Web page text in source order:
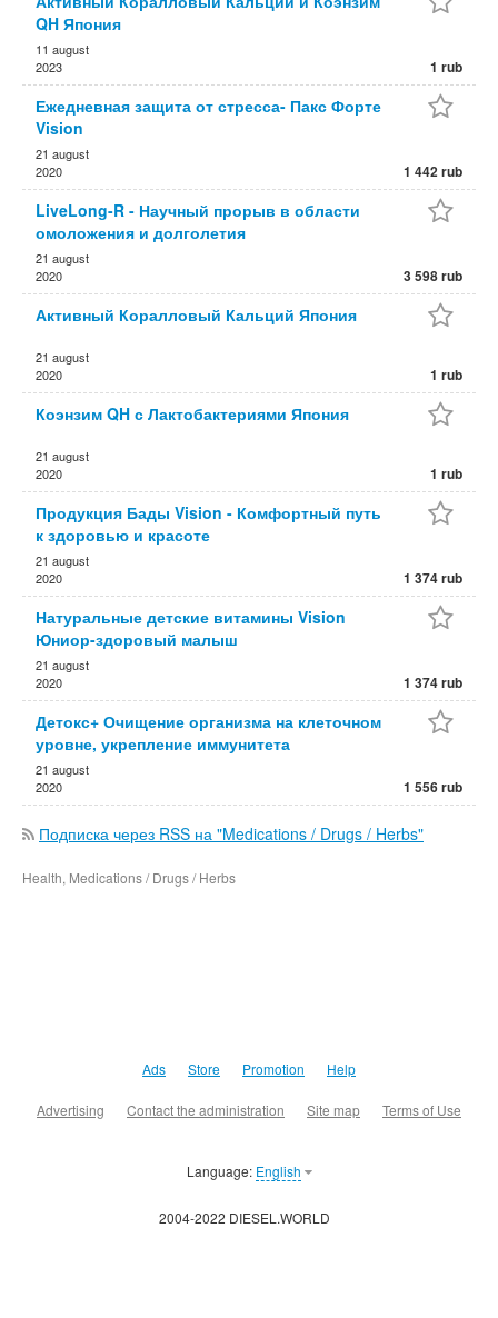
QH Япония
11 august
2023
1 rub
Ежедневная защита от стресса- Пакс Форте
Vision
21 august
2020
1 442 rub
LiveLong-R - Научный прорыв в области
омоложения и долголетия
21 august
2020
3 598 rub
Активный Коралловый Кальций Япония
21 august
2020
1 rub
Коэнзим QH с Лактобактериями Япония
21 august
2020
1 rub
Продукция Бады Vision - Комфортный путь
к здоровью и красоте
21 august
2020
1 374 rub
Натуральные детские витамины Vision
Юниор-здоровый малыш
21 august
2020
1 374 rub
Детокс+ Очищение организма на клеточном
уровне, укрепление иммунитета
21 august
2020
1 556 rub
Подписка через RSS на "Medications / Drugs / Herbs"
Health, Medications / Drugs / Herbs
Ads Store Promotion Help
Advertising Contact the administration Site map Terms of Use
Language: English
2004-2022 DIESEL.WORLD